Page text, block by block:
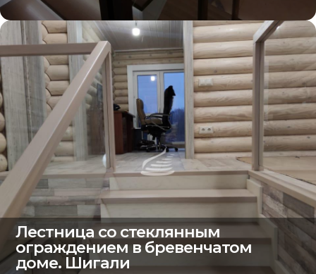
Лестница со стеклянным
ограждением в бревенчатом
доме. Шигали